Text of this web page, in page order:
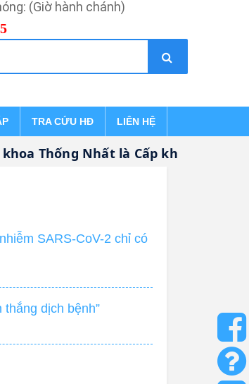
(Giờ hành chánh)
TRA CỨU HĐ LIÊN HỆ
Thống Nhất là Cấp khám bệnh,
SARS-CoV-2 chỉ có
dịch bệnh”